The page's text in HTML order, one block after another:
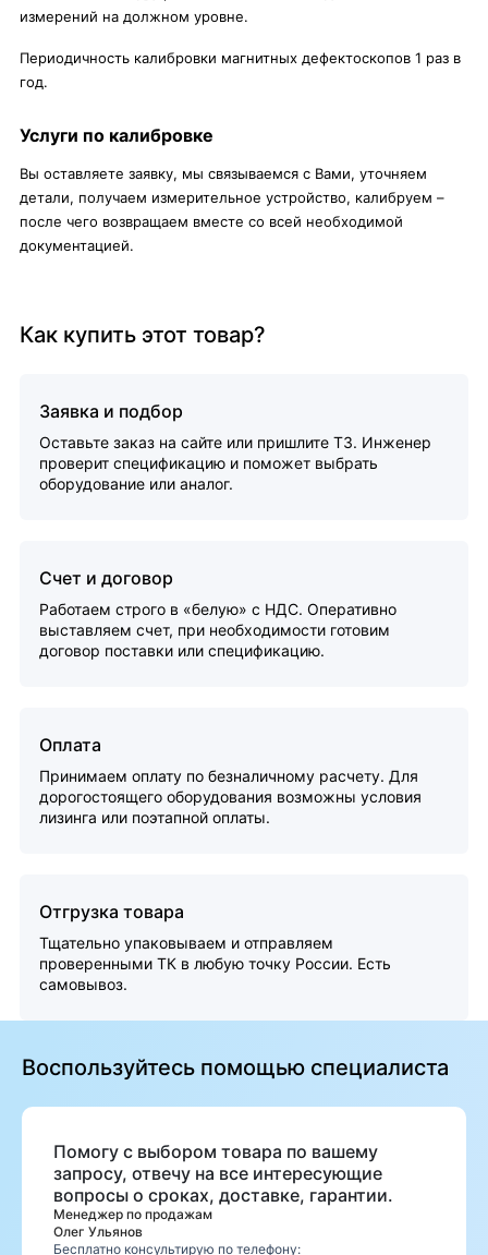
измерений на должном уровне.
Периодичность калибровки магнитных дефектоскопов 1 раз в
год.
Услуги по калибровке
Вы оставляете заявку, мы связываемся с Вами, уточняем
детали, получаем измерительное устройство, калибруем –
после чего возвращаем вместе со всей необходимой
документацией.
Как купить этот товар?
Заявка и подбор
Оставьте заказ на сайте или пришлите ТЗ. Инженер
проверит спецификацию и поможет выбрать
оборудование или аналог.
Счет и договор
Работаем строго в «белую» с НДС. Оперативно
выставляем счет, при необходимости готовим
договор поставки или спецификацию.
Оплата
Принимаем оплату по безналичному расчету. Для
дорогостоящего оборудования возможны условия
лизинга или поэтапной оплаты.
Отгрузка товара
Тщательно упаковываем и отправляем
проверенными ТК в любую точку России. Есть
самовывоз.
Воспользуйтесь помощью специалиста
Помогу с выбором товара по вашему
запросу, отвечу на все интересующие
вопросы о сроках, доставке, гарантии.
Менеджер по продажам
Олег Ульянов
Бесплатно консультирую по телефону: